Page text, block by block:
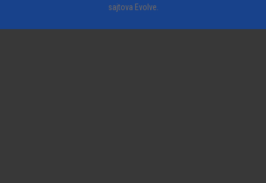
sajtova Evolve.